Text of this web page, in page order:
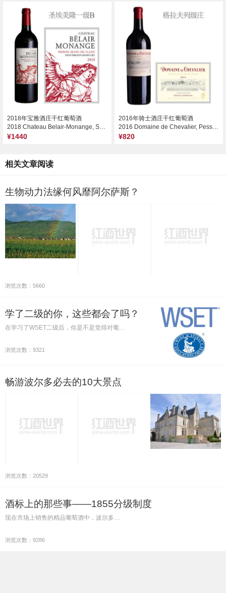
2018年宝雅酒庄干红葡萄酒
¥1440
2016年骑士酒庄干红葡萄酒
¥820
相关文章阅读
生物动力法缘何风靡阿尔萨斯？
浏览次数：5660
学了二级的你，这些都会了吗？
在学习了WSET二级后，你是不是觉得对葡…
浏览次数：9321
畅游波尔多必去的10大景点
浏览次数：20529
酒标上的那些事——1855分级制度
现在市场上销售的精品葡萄酒中，波尔多…
浏览次数：9286